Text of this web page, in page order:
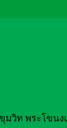
ท พระโขนง